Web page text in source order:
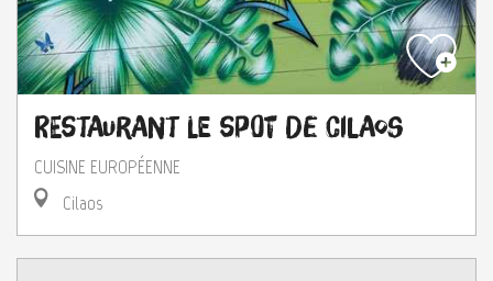
Restaurant le Spot de Cilaos
CUISINE EUROPÉENNE
Cilaos